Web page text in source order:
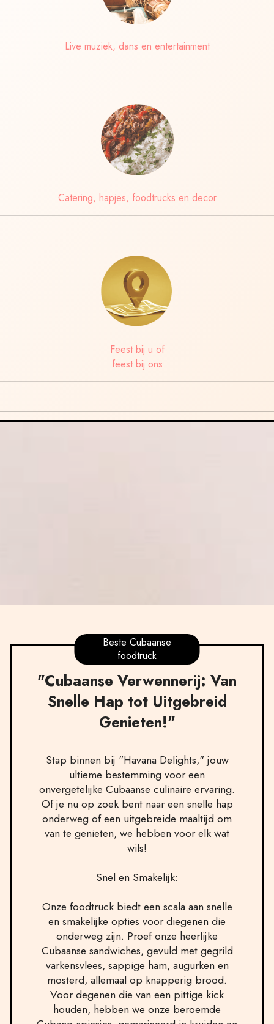
Live muziek, dans en entertainment
Catering, hapjes, foodtrucks en decor
Feest bij u of
feest bij ons
Beste Cubaanse
foodtruck
"Cubaanse Verwennerij: Van
Snelle Hap tot Uitgebreid
Genieten!"
Stap binnen bij "Havana Delights," jouw
ultieme bestemming voor een
onvergetelijke Cubaanse culinaire ervaring.
Of je nu op zoek bent naar een snelle hap
onderweg of een uitgebreide maaltijd om
van te genieten, we hebben voor elk wat
wils!
Snel en Smakelijk:
Onze foodtruck biedt een scala aan snelle
en smakelijke opties voor diegenen die
onderweg zijn. Proef onze heerlijke
Cubaanse sandwiches, gevuld met gegrild
varkensvlees, sappige ham, augurken en
mosterd, allemaal op knapperig brood.
Voor degenen die van een pittige kick
houden, hebben we onze beroemde